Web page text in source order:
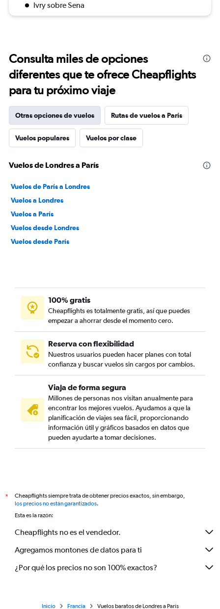
Ivry sobre Sena
Consulta miles de opciones
diferentes que te ofrece Cheapflights
para tu próximo viaje
Otras opciones de vuelos Rutas de vuelos a París
Vuelos populares Vuelos por clase
Vuelos de Londres a París
Vuelos de París a Londres
Vuelos a Londres
Vuelos a París
Vuelos desde Londres
Vuelos desde París
100% gratis
Cheapflights es totalmente gratis, así que puedes
empezar a ahorrar desde el momento cero.
Reserva con flexibilidad
Nuestros usuarios pueden hacer planes con total
confianza y buscar vuelos sin cargos por cambios.
Viaja de forma segura
Millones de personas nos visitan anualmente para
encontrar los mejores vuelos. Ayudamos a que la
planificación de viajes sea fácil, proporcionando
información útil y gráficos basados en datos que
pueden ayudarte a tomar decisiones.
*
Cheapflights siempre trata de obtener precios exactos, sin embargo,
los precios no están garantizados.
Esta es la razón:
Cheapflights no es el vendedor.
Agregamos montones de datos para ti
¿Por qué los precios no son 100% exactos?
Inicio Francia Vuelos baratos de Londres a París